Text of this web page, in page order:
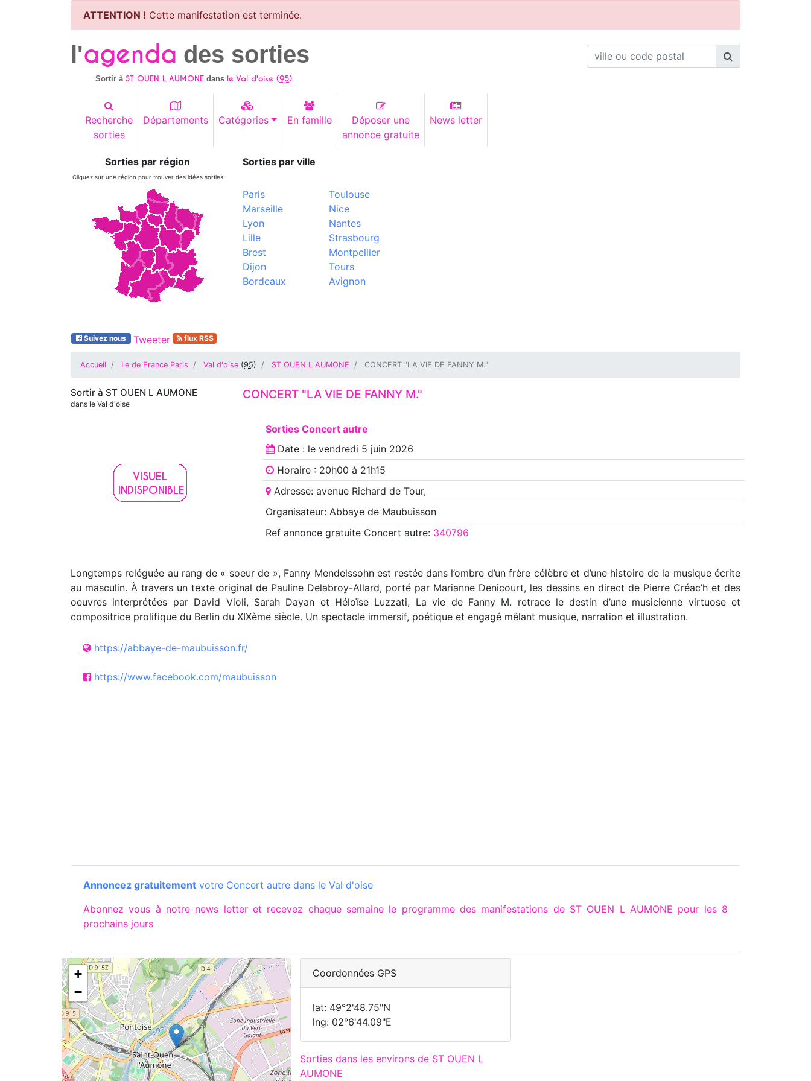
ATTENTION ! Cette manifestation est terminée.
l'agenda des sorties
Sortir àST OUEN L AUMONE dans le Val d'oise (95)
Recherche
sorties
Départements Catégories En famille
Déposer une
annonce gratuite
News letter
Sorties par région
Cliquez sur une région pour trouver des idées sorties
Sorties par ville
Paris
Marseille
Lyon
Lille
Brest
Dijon
Bordeaux
Toulouse
Nice
Nantes
Strasbourg
Montpellier
Tours
Avignon
Suivez nous Tweeter flux RSS
Accueil Ile de France Paris Val d'oise (95) ST OUEN L AUMONE CONCERT "LA VIE DE FANNY M."
Sortir à ST OUEN L AUMONE
dans le Val d'oise
CONCERT "LA VIE DE FANNY M."
Sorties Concert autre
Date : le vendredi 5 juin 2026
Horaire : 20h00 à 21h15
Adresse: avenue Richard de Tour,
Organisateur: Abbaye de Maubuisson
Ref annoncegratuite Concert autre: 340796
Longtemps reléguée au rang de « soeur de », Fanny Mendelssohn est restée dans l’ombre d’un frère célèbre et d’une histoire de la musique écrite
au masculin. À travers un texte original de Pauline Delabroy-Allard, porté par Marianne Denicourt, les dessins en direct de Pierre Créac’h et des
oeuvres interprétées par David Violi, Sarah Dayan et Héloïse Luzzati, La vie de Fanny M. retrace le destin d’une musicienne virtuose et
compositrice prolifique du Berlin du XIXème siècle. Un spectacle immersif, poétique et engagé mêlant musique, narration et illustration.
https://abbaye-de-maubuisson.fr/
https://www.facebook.com/maubuisson
Annoncez gratuitement votre Concert autre dans le Val d'oise
Abonnez vous à notre news letter et recevez chaque semaine le programme des manifestations de ST OUEN L AUMONE pour les 8
prochains jours
+
−
Coordonnées GPS
lat: 49°2'48.75"N
lng: 02°6'44.09"E
Sorties dans les environs de ST OUEN L
AUMONE